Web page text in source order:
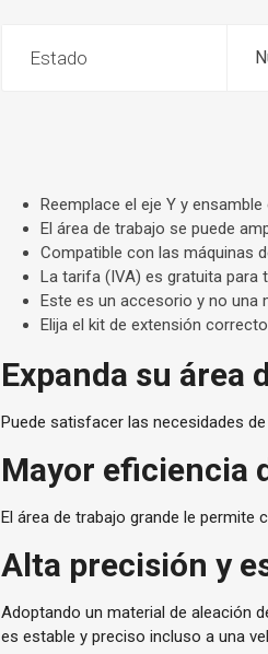
Estado
Reemplace el eje Y y
El área de trabajo se puede
Compatible con las máquinas
La tarifa (IVA) es gratuita para
Este es un accesorio y no una
Elija el kit de extensión
Expanda su área
Puede satisfacer las necesidades
Mayor eficiencia
El área de trabajo grande le permite
Alta precisión y
Adoptando un material de aleación
es estable y preciso incluso a una